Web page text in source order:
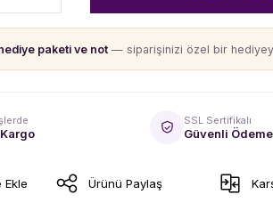
paketi ve not — siparişinizi özel bir
SSL Sertifikalı
Güvenli Ödeme
Ürünü Paylaş